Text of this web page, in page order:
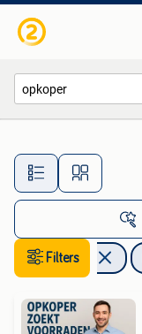
Filters
Diversen